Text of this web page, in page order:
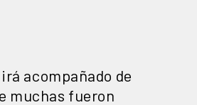
acompañado de
muchas fueron